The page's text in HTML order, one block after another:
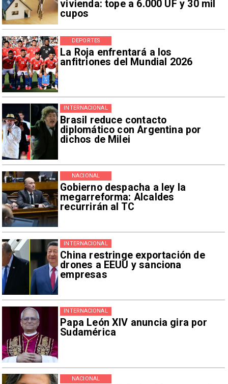
vivienda: tope a 6.000 UF y 30 mil
cupos
La Roja enfrentará a los
anfitriones del Mundial 2026
DEPORTES
Brasil reduce contacto
diplomático con Argentina por
dichos de Milei
INTERNACIONAL
Gobierno despacha a ley la
megarreforma: Alcaldes
recurrirán al TC
NACIONAL
China restringe exportación de
drones a EEUU y sanciona
empresas
INTERNACIONAL
Papa León XIV anuncia gira por
Sudamérica
INTERNACIONAL
NACIONAL